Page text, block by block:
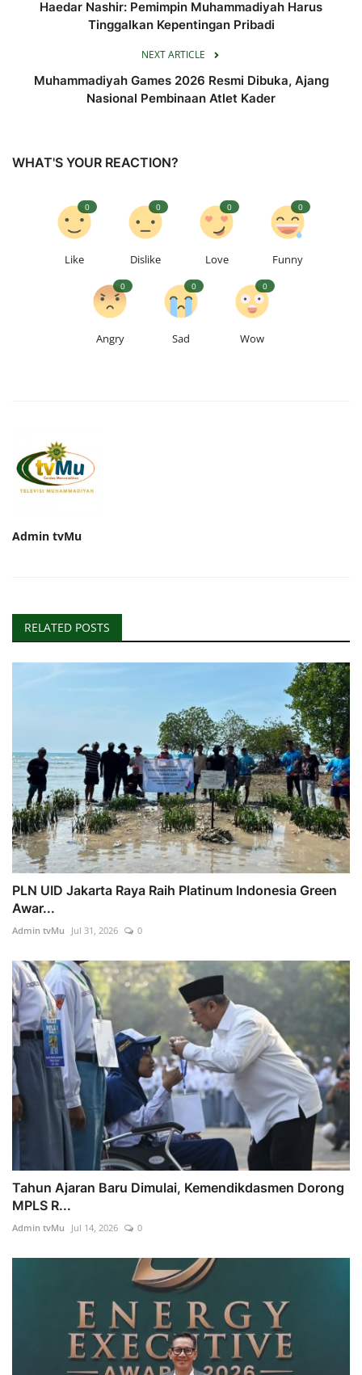
Haedar Nashir: Pemimpin Muhammadiyah Harus
Tinggalkan Kepentingan Pribadi
NEXT ARTICLE
Muhammadiyah Games 2026 Resmi Dibuka, Ajang
Nasional Pembinaan Atlet Kader
WHAT'S YOUR REACTION?
Like
0
Dislike
0
Love
0
Funny
0
Angry
0
Sad
0
Wow
0
Admin tvMu
RELATED POSTS
PLN UID Jakarta Raya Raih Platinum Indonesia Green
Awar...
Admin tvMu Jul 31, 2026 0
Tahun Ajaran Baru Dimulai, Kemendikdasmen Dorong
MPLS R...
Admin tvMu Jul 14, 2026 0